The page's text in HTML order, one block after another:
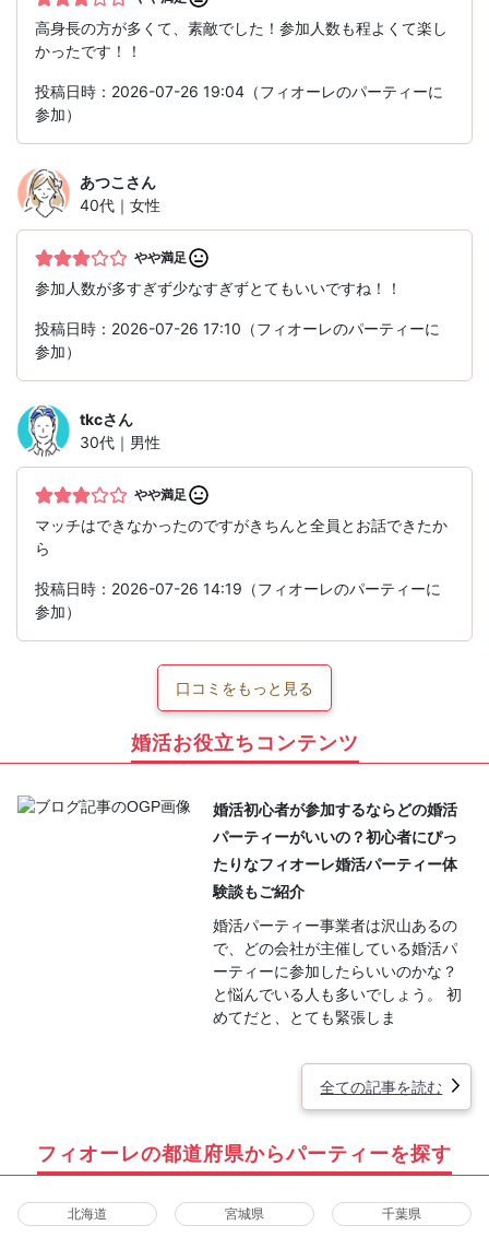
高身長の方が多くて、素敵でした！参加人数も程よくて楽し
かったです！！
投稿日時：2026-07-26 19:04（フィオーレのパーティーに
参加）
あつこ さん
40代｜女性
やや満足
参加人数が多すぎず少なすぎずとてもいいですね！！
投稿日時：2026-07-26 17:10（フィオーレのパーティーに
参加）
tkcさん
30代｜男性
やや満足
マッチはできなかったのですがきちんと全員とお話できたか
ら
投稿日時：2026-07-26 14:19（フィオーレのパーティーに
参加）
口コミをもっと見る
婚活お役立ちコンテンツ
婚活初心者が参加するならどの婚活
パーティーがいいの？初心者にぴっ
たりなフィオーレ婚活パーティー体
験談もご紹介
婚活パーティー事業者は沢山あるの
で、どの会社が主催している婚活パ
ーティーに参加したらいいのかな？
と悩んでいる人も多いでしょう。 初
めてだと、とても緊張しま
全ての記事を読む
フィオーレの都道府県からパーティーを探す
北海道 宮城県 千葉県